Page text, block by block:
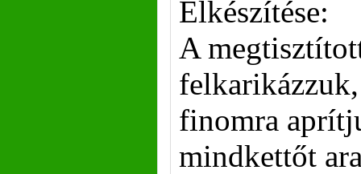
Elkészítése:
A
finomra
mindkettőt